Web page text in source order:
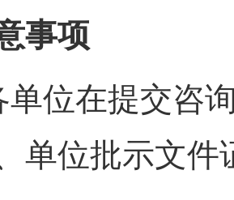
事项
单位在提交咨
单位批示文件